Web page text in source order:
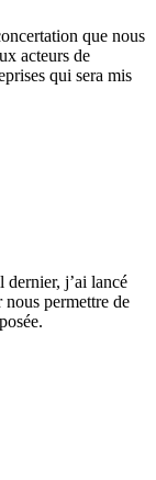
que nous
acteurs de
qui sera mis
dernier, j’ai lancé
permettre de